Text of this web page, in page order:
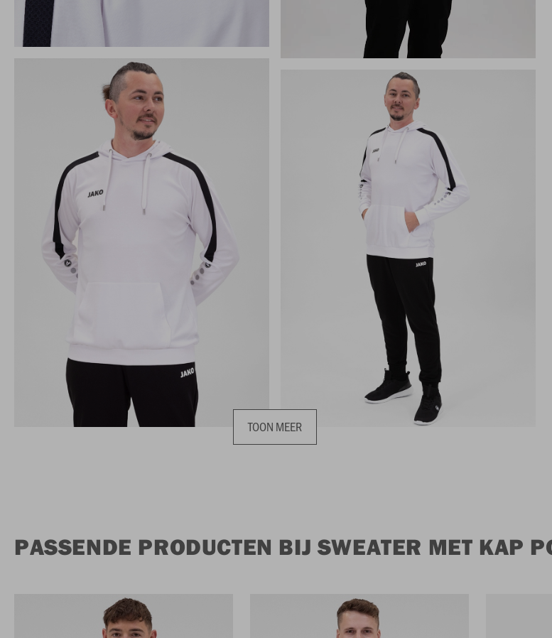
TOON MEER
PASSENDE PRODUCTEN BIJ SWEATER MET KAP